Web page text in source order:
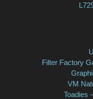
Filter Factory
VM
Toadies